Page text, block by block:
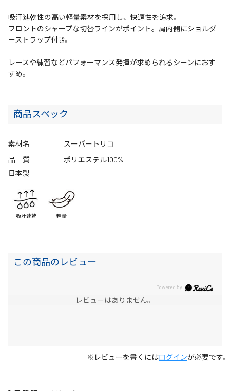
吸汗速乾性の高い軽量素材を採用し、快適性を追求。
フロントのシャープな切替ラインがポイント。肩内側にショルダ
ーストラップ付き。
レースや練習などパフォーマンス発揮が求められるシーンにおす
すめ。
商品スペック
素材名
スーパートリコ
品 質
ポリエステル100%
日本製
吸汗速乾 軽量
この商品のレビュー
レビューはありません。
※レビューを書くにはログインが必要です。